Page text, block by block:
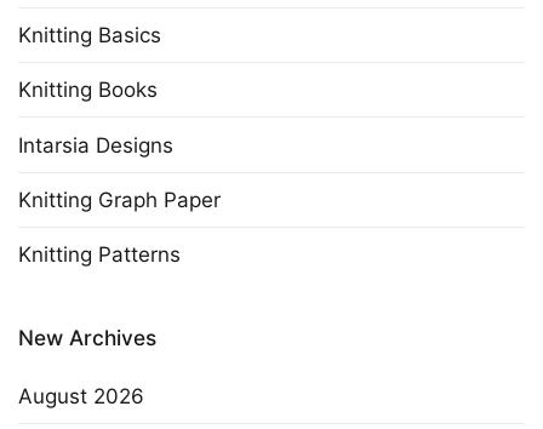
Knitting Basics
Knitting Books
Intarsia Designs
Knitting Graph Paper
Knitting Patterns
New Archives
August 2026